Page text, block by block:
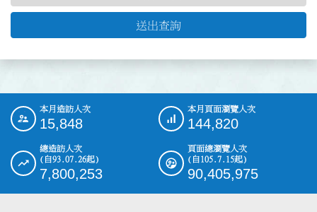
送出查詢
::: 本月造訪人次
15,848
本月頁面瀏覽人次
144,820
總造訪人次
(自93.07.26起)
7,800,253
頁面總瀏覽人次
(自105.7.15起)
90,405,975